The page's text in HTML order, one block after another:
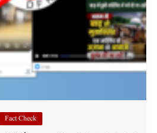
Fact Check